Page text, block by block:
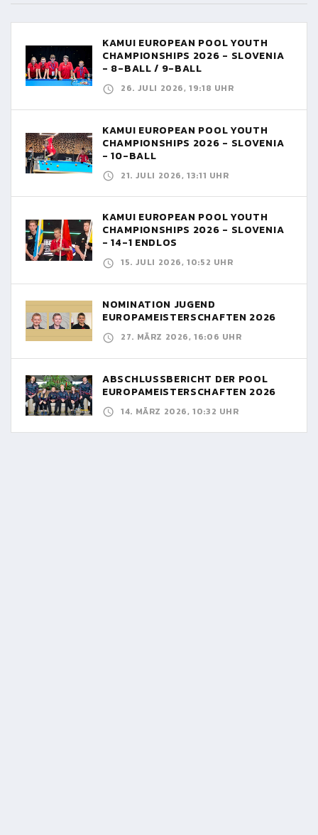
KAMUI EUROPEAN POOL YOUTH
CHAMPIONSHIPS 2026 - SLOVENIA
- 8-BALL / 9-BALL
26. JULI 2026, 19:18 UHR
KAMUI EUROPEAN POOL YOUTH
CHAMPIONSHIPS 2026 - SLOVENIA
- 10-BALL
21. JULI 2026, 13:11 UHR
KAMUI EUROPEAN POOL YOUTH
CHAMPIONSHIPS 2026 - SLOVENIA
- 14-1 ENDLOS
15. JULI 2026, 10:52 UHR
NOMINATION JUGEND
EUROPAMEISTERSCHAFTEN 2026
27. MÄRZ 2026, 16:06 UHR
ABSCHLUSSBERICHT DER POOL
EUROPAMEISTERSCHAFTEN 2026
14. MÄRZ 2026, 10:32 UHR